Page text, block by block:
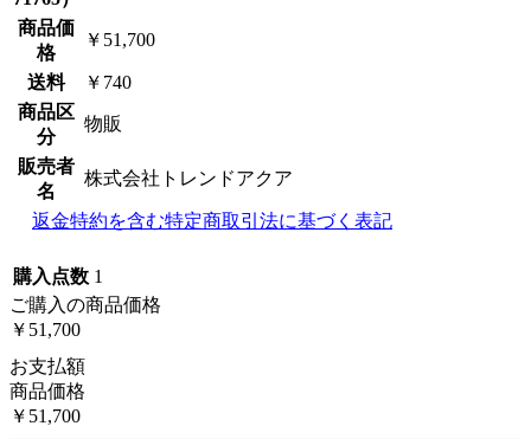
商品価
格
￥51,700
送料
￥740
商品区
分
物販
販売者
名
株式会社トレンドアクア
返金特約を含む特定商取引法に基づく表記
購入点数 1
ご購入の商品価格
￥51,700
お支払額
商品価格
￥51,700